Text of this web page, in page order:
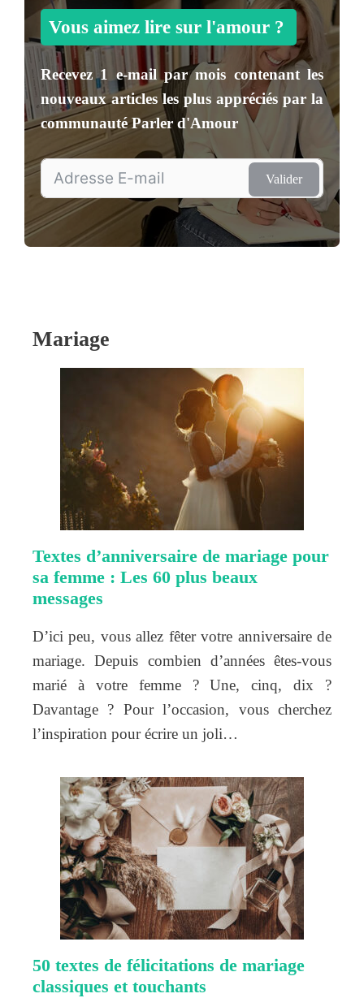
Vous aimez lire sur l'amour ?
Recevez1 e-mail par mois contenant les
nouveaux articles les plus appréciés par la
communautéParler d'Amour
Valider
Mariage
Textes d’anniversaire de mariage pour
sa femme : Les 60 plus beaux
messages
D’ici peu, vous allez fêter votre anniversaire de
mariage. Depuis combien d’années êtes-vous
marié à votre femme ? Une, cinq, dix ?
Davantage ? Pour l’occasion, vous cherchez
l’inspiration pour écrire un joli…
50 textes de félicitations de mariage
classiques et touchants